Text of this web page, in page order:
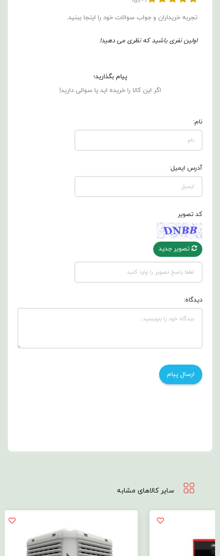
تجربه خریداران و جواب سوالات خود را اینجا ببنید.
اولین نفری باشید که نظری می دهید!
پیام بگذارید؛
اگر این کالا را خریده اید یا سوالی دارید!
نام:
آدرس ایمیل:
کد تصویر
تصویر جدید
دیدگاه:
سایر کالاهای مشابه